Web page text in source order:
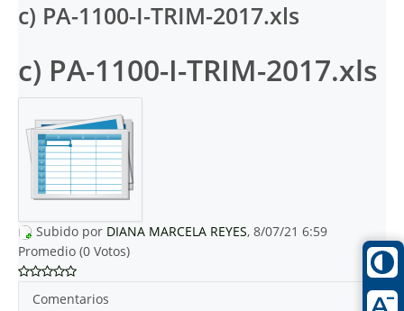
c) PA-1100-I-TRIM-2017.xls
c) PA-1100-I-TRIM-2017.xls
Subido por DIANA MARCELA REYES, 8/07/21 6:59
Promedio (0 Votos)
Comentarios